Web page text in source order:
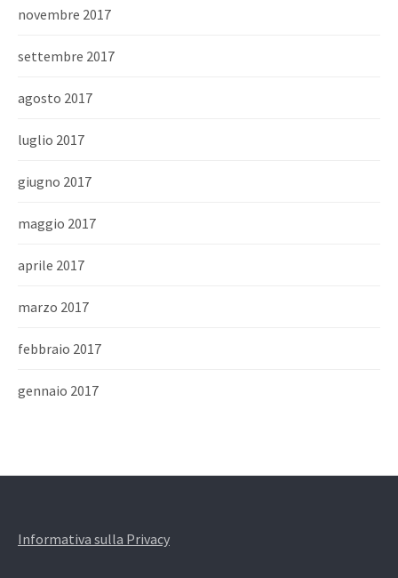
novembre 2017
settembre 2017
agosto 2017
luglio 2017
giugno 2017
maggio 2017
aprile 2017
marzo 2017
febbraio 2017
gennaio 2017
Informativa sulla Privacy